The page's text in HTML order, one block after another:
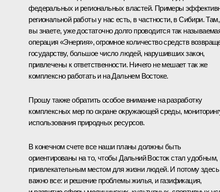
федеральных и региональных властей. Примеры
региональной работы у нас есть, в частности, в Сибири. Там,
вы знаете, уже достаточно долго проводится так
операция «Энергия», огромное количество средств
государству, большое число людей, нарушивших закон,
привлечены к ответственности. Ничего не мешает так же
комплексно работать и на Дальнем Востоке.
Прошу также обратить особое внимание на разработку
комплексных мер по охране окружающей среды,
использования природных ресурсов.
В конечном счете все наши планы должны быть
ориентированы на то, чтобы Дальний Восток стал удобным,
привлекательным местом для жизни людей. И потому здесь
важно все: и решение проблемы жилья, и газификация,